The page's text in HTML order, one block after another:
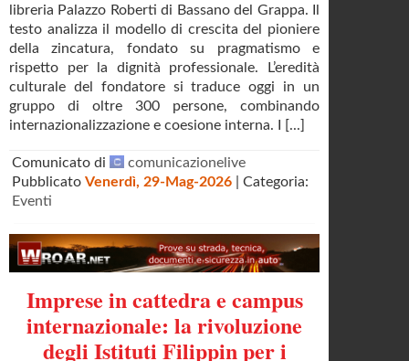
libreria Palazzo Roberti di Bassano del Grappa. Il
testo analizza il modello di crescita del pioniere
della zincatura, fondato su pragmatismo e
rispetto per la dignità professionale. L’eredità
culturale del fondatore si traduce oggi in un
gruppo di oltre 300 persone, combinando
internazionalizzazione e coesione interna. I [...]
Comunicato di
comunicazionelive
Pubblicato Venerdì, 29-Mag-2026 | Categoria:
Eventi
Imprese in cattedra e campus
internazionale: la rivoluzione
degli Istituti Filippin per i